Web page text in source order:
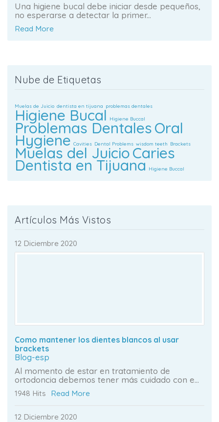
Una higiene bucal debe iniciar desde pequeños,
no esperarse a detectar la primer...
Read More
Nube de Etiquetas
Muelas de Juicio dentista en tijuana problemas dentales
Higiene Bucal Higiene Buccal
Problemas DentalesOral
Hygiene Cavities Dental Problems wisdom teeth Brackets
Muelas del JuicioCaries
Dentista en Tijuana Higiene Buccal
Artículos Más Vistos
12 Diciembre 2020
Como mantener los dientes blancos al usar
brackets
Blog-esp
Al momento de estar en tratamiento de
ortodoncia debemos tener más cuidado con e...
1948 Hits Read More
12 Diciembre 2020